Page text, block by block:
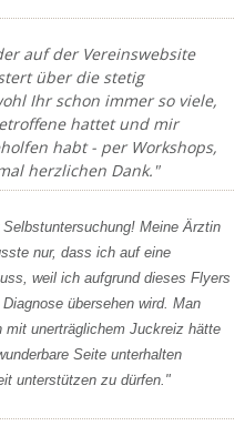
auf der Vereinswebsite
über die stetig
Ihr schon immer so viele,
hattet und mir
habt - per Workshops,
herzlichen Dank."
Meine Ärztin
nur, dass ich auf eine
weil ich aufgrund dieses Flyers
übersehen wird. Man
unerträglichem Juckreiz hätte
Seite unterhalten
unterstützen zu dürfen."